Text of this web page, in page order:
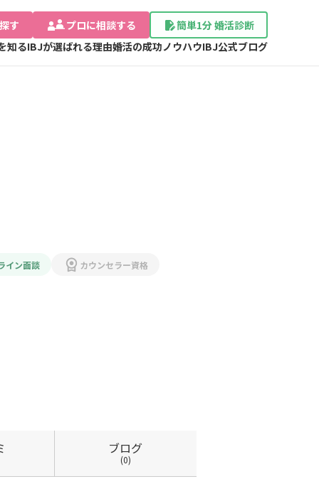
す プロに相談する
簡単1分 婚活診断
知るIBJが選ばれる理由婚活の成功ノウハウIBJ公式ブログ
イン面談 カウンセラー資格
ブログ
(0)